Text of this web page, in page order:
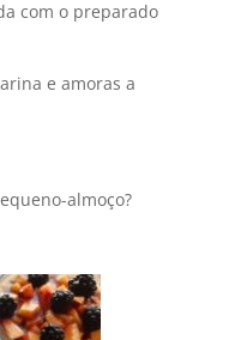
com o preparado
e amoras a
almoço?